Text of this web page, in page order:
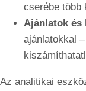
cserébe több
Ajánlatok és
ajánlatokkal
Az analitikai